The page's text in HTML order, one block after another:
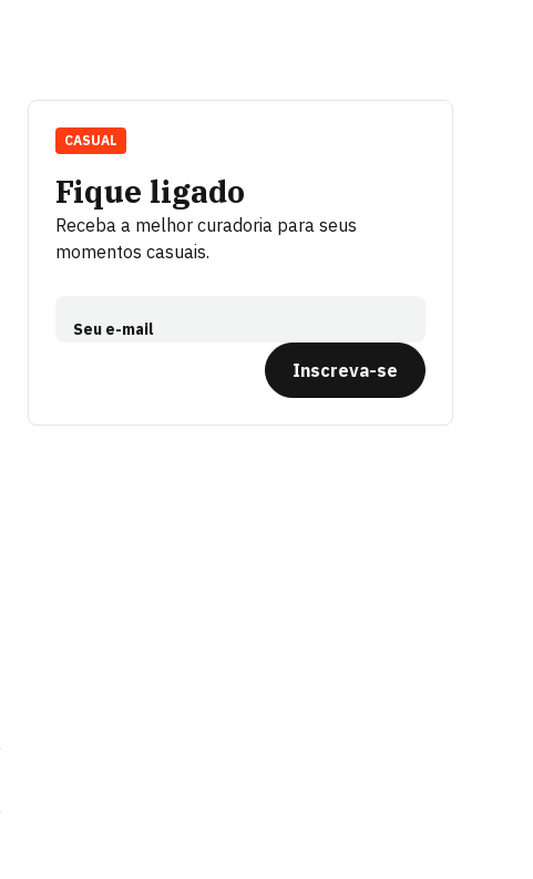
Fique ligado
Receba a melhor curadoria para seus
momentos casuais.
Seu e-mail
Inscreva-se
CASUAL